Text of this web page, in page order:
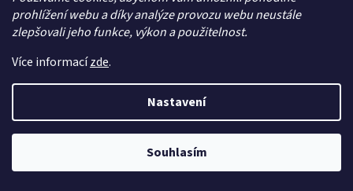
prohlížení webu a díky analýze provozu webu neustále
zlepšovali jeho funkce, výkon a použitelnost.
Více informacízde.
Nastavení
Souhlasím
Epoxy Wing Joining Kit, skelná tkanina 20x75cm -
DM-BD10